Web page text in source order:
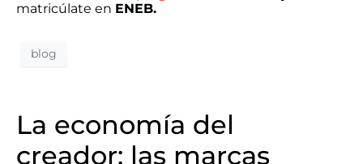
matricúlate en ENEB.
blog
La economía del
creador: las marcas